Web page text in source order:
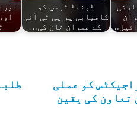
ڈونلڈ ٹرمپ کو
کامیابی پر پی ٹی آئی
کے عمران خان کی…
کو عملی
تعاون کی یقین